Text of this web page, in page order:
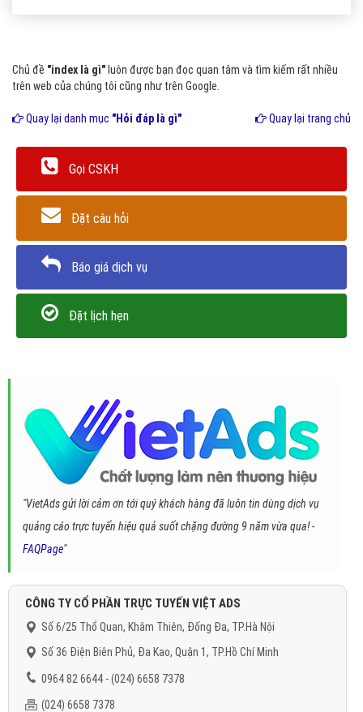
Chủ đề "index là gì" luôn được bạn đọc quan tâm và tìm kiếm rất nhiều
trên web của chúng tôi cũng như trên Google.
Quay lại danh mục "Hỏi đáp là gì" Quay lại trang chủ
Gọi CSKH
Đặt câu hỏi
Báo giá dịch vụ
Đặt lịch hẹn
"VietAds gửi lời cảm ơn tới quý khách hàng đã luôn tin dùng dịch vụ
quảng cáo trực tuyến hiệu quả suốt chặng đường 9 năm vừa qua! -
FAQPage"
CÔNG TY CỔ PHẦN TRỰC TUYẾN VIỆT ADS
Số 6/25 Thổ Quan, Khâm Thiên, Đống Đa, TP.Hà Nội
Số 36 Điện Biên Phủ, Đa Kao, Quận 1, TP.Hồ Chí Minh
0964 82 6644 - (024) 6658 7378
(024) 6658 7378